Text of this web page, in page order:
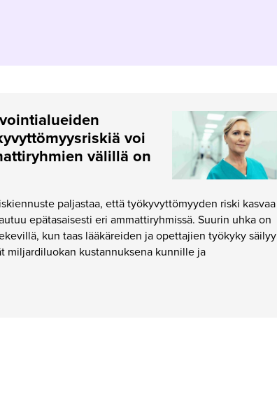
voi
välillä on
paljastaa, että työkyvyttömyyden riski kasvaa
epätasaisesti eri ammattiryhmissä. Suurin uhka on
kun taas lääkäreiden ja opettajien työkyky säilyy
miljardiluokan kustannuksena kunnille ja